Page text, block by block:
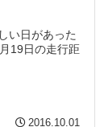
い日があった
19日の走行距
2016.10.01